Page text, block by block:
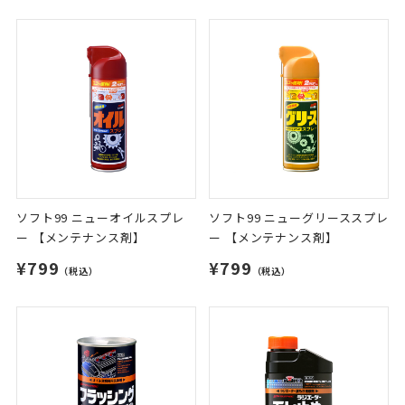
ソフト99 ニューオイルスプレ
ー 【メンテナンス剤】
¥799 （税込）
ソフト99 ニューグリーススプレ
ー 【メンテナンス剤】
¥799 （税込）